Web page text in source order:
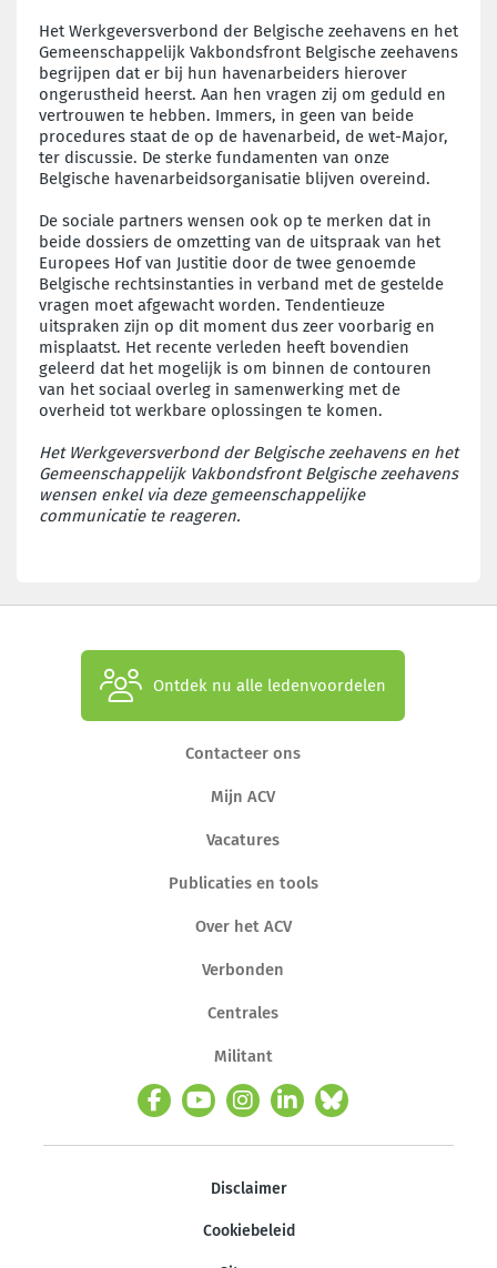
Het Werkgeversverbond der Belgische zeehavens en het
Gemeenschappelijk Vakbondsfront Belgische zeehavens
begrijpen dat er bij hun havenarbeiders hierover
ongerustheid heerst. Aan hen vragen zij om geduld en
vertrouwen te hebben. Immers, in geen van beide
procedures staat de op de havenarbeid, de wet-Major,
ter discussie. De sterke fundamenten van onze
Belgische havenarbeidsorganisatie blijven overeind.
De sociale partners wensen ook op te merken dat in
beide dossiers de omzetting van de uitspraak van het
Europees Hof van Justitie door de twee genoemde
Belgische rechtsinstanties in verband met de gestelde
vragen moet afgewacht worden. Tendentieuze
uitspraken zijn op dit moment dus zeer voorbarig en
misplaatst. Het recente verleden heeft bovendien
geleerd dat het mogelijk is om binnen de contouren
van het sociaal overleg in samenwerking met de
overheid tot werkbare oplossingen te komen.
Het Werkgeversverbond der Belgische zeehavens en het
Gemeenschappelijk Vakbondsfront Belgische zeehavens
wensen enkel via deze gemeenschappelijke
communicatie te reageren.
Ontdek nu alle ledenvoordelen
Contacteer ons
Mijn ACV
Vacatures
Publicaties en tools
Over het ACV
Verbonden
Centrales
Militant
Disclaimer
Cookiebeleid